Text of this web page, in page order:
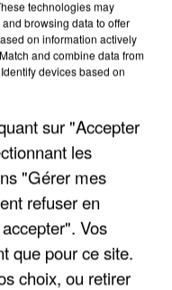
de la DZ Mafia
ses opérations en
technologies may
browsing data to offer
on information actively
and combine data from
devices based on
sur "Accepter
les
"Gérer mes
refuser en
Vos
que pour ce site.
choix, ou retirer